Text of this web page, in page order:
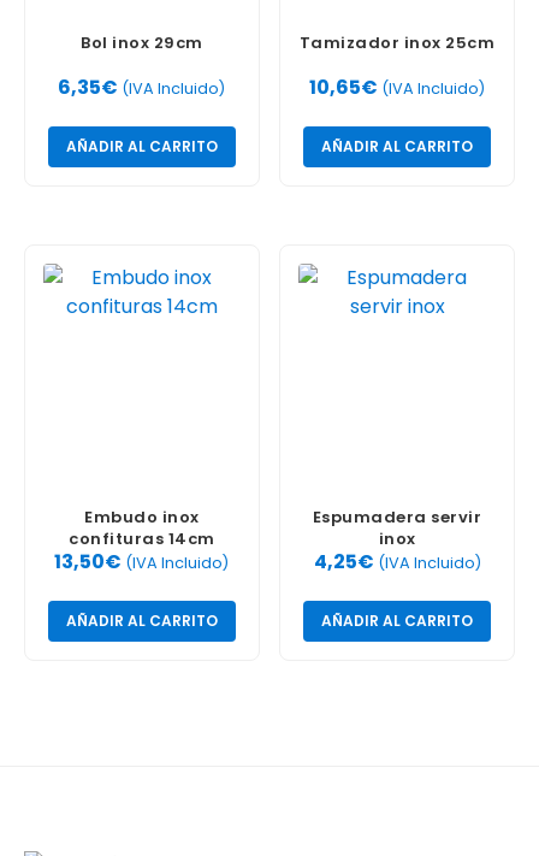
Bol inox 29cm
6,35€ (IVA Incluido)
AÑADIR AL CARRITO
Tamizador inox 25cm
10,65€ (IVA Incluido)
AÑADIR AL CARRITO
Embudo inox
confituras 14cm
13,50€ (IVA Incluido)
AÑADIR AL CARRITO
Espumadera servir
inox
4,25€ (IVA Incluido)
AÑADIR AL CARRITO